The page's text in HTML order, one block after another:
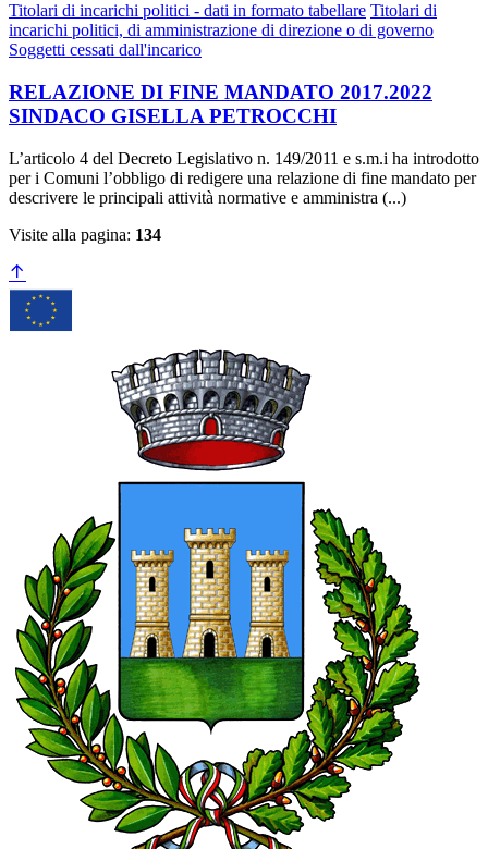
Titolari di incarichi politici - dati in formato tabellare Titolari di
incarichi politici, di amministrazione di direzione o di governo
Soggetti cessati dall'incarico
RELAZIONE DI FINE MANDATO 2017.2022
SINDACO GISELLA PETROCCHI
L’articolo 4 del Decreto Legislativo n. 149/2011 e s.m.i ha introdotto
per i Comuni l’obbligo di redigere una relazione di fine mandato per
descrivere le principali attività normative e amministra (...)
Visite alla pagina: 134